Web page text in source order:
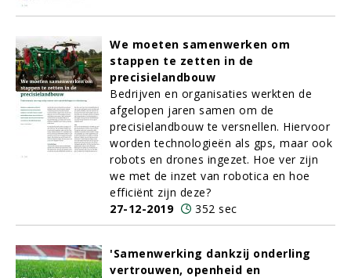
We moeten samenwerken om
stappen te zetten in de
precisielandbouw
Bedrijven en organisaties werkten de
afgelopen jaren samen om de
precisielandbouw te versnellen. Hiervoor
worden technologieën als gps, maar ook
robots en drones ingezet. Hoe ver zijn
we met de inzet van robotica en hoe
efficiënt zijn deze?
27-12-2019
352 sec
'Samenwerking dankzij onderling
vertrouwen, openheid en